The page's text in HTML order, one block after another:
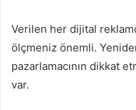
Verilen her dijital
ölçmeniz önemli.
pazarlamacının dikkat
var.